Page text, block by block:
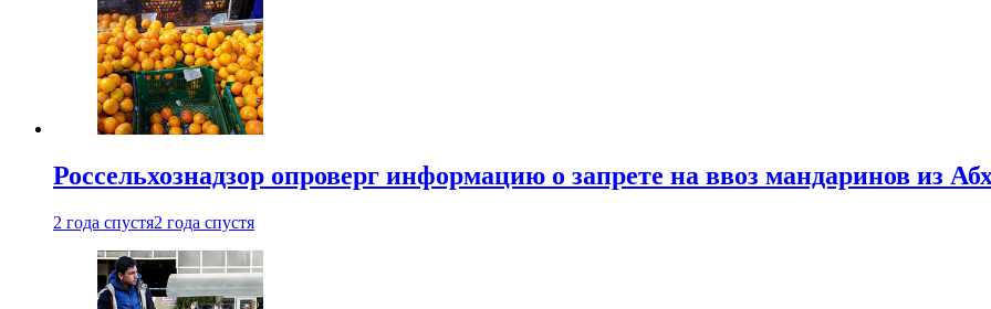
Россельхознадзор опроверг информацию о запрете на ввоз мандаринов из
2 года спустя2 года спустя